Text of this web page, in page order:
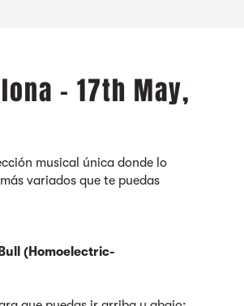
- 17th May,
musical única donde lo
variados que te puedas
(Homoelectric-